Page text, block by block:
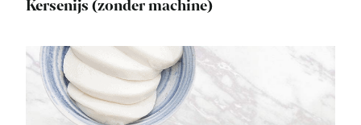
Kersenijs (zonder machine)